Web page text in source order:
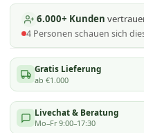
6.000+ Kunden
4 Personen schauen sich
Gratis Lieferung
ab €1.000
Livechat & Beratung
Mo–Fr 9:00–17:30